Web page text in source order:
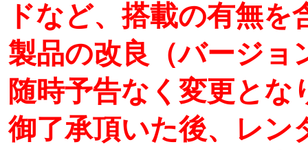
ドなど、搭載の有無
製品の改良（バージョ
随時予告なく変更と
御了承頂いた後、レン